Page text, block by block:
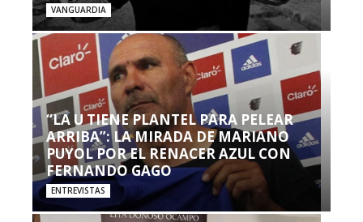
VANGUARDIA
“LA U TIENE PLANTEL PARA PELEAR
ARRIBA”: LA MIRADA DE MARIANO
PUYOL POR EL RENACER AZUL CON
FERNANDO GAGO
ENTREVISTAS